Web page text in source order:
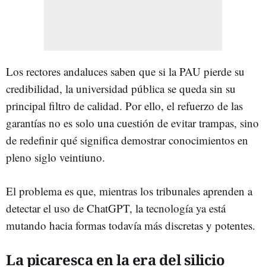
Los rectores andaluces saben que si la PAU pierde su
credibilidad, la universidad pública se queda sin su
principal filtro de calidad. Por ello, el refuerzo de las
garantías no es solo una cuestión de evitar trampas, sino
de redefinir qué significa demostrar conocimientos en
pleno siglo veintiuno.
El problema es que, mientras los tribunales aprenden a
detectar el uso de ChatGPT, la tecnología ya está
mutando hacia formas todavía más discretas y potentes.
La picaresca en la era del silicio